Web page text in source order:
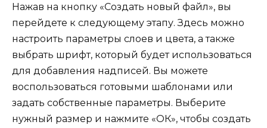
Нажав на кнопку «Создать новый файл», вы
перейдете к следующему этапу. Здесь можно
настроить параметры слоев и цвета, а также
выбрать шрифт, который будет использоваться
для добавления надписей. Вы можете
воспользоваться готовыми шаблонами или
задать собственные параметры. Выберите
нужный размер и нажмите «ОК», чтобы создать